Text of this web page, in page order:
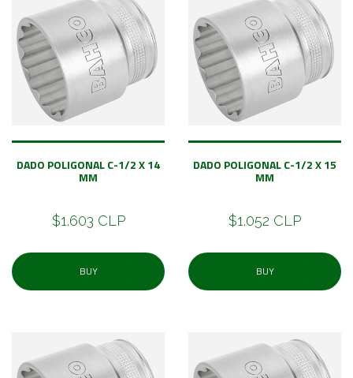
DADO POLIGONAL C-1/2 X 14
MM
$1.603 CLP
BUY
DADO POLIGONAL C-1/2 X 15
MM
$1.052 CLP
BUY